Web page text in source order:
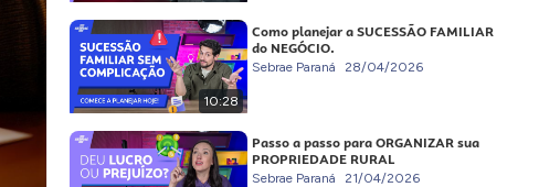
10:28
Como planejar a SUCESSÃO FAMILIAR
do NEGÓCIO.
Sebrae Paraná 28/04/2026
Passo a passo para ORGANIZAR sua
PROPRIEDADE RURAL
Sebrae Paraná 21/04/2026